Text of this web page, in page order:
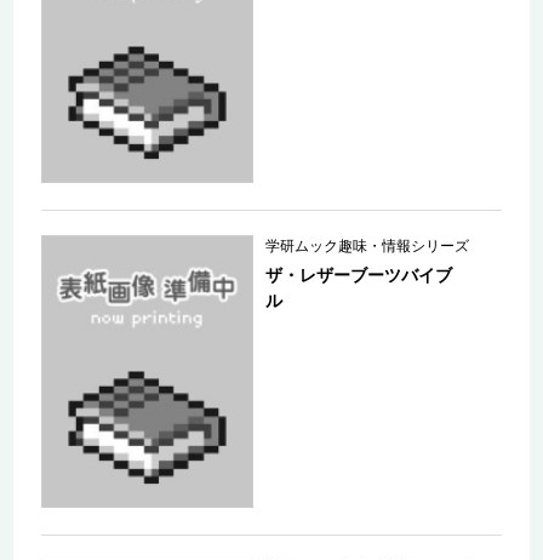
学研ムック趣味・情報シリーズ
ザ・レザーブーツバイブ
ル